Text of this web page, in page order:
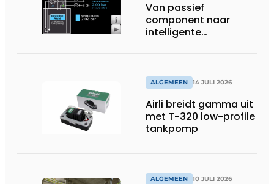
Van passief
component naar
intelligente
systemen
ALGEMEEN 14 JULI 2026
Airli breidt gamma uit
met T-320 low-profile
tankpomp
ALGEMEEN 10 JULI 2026